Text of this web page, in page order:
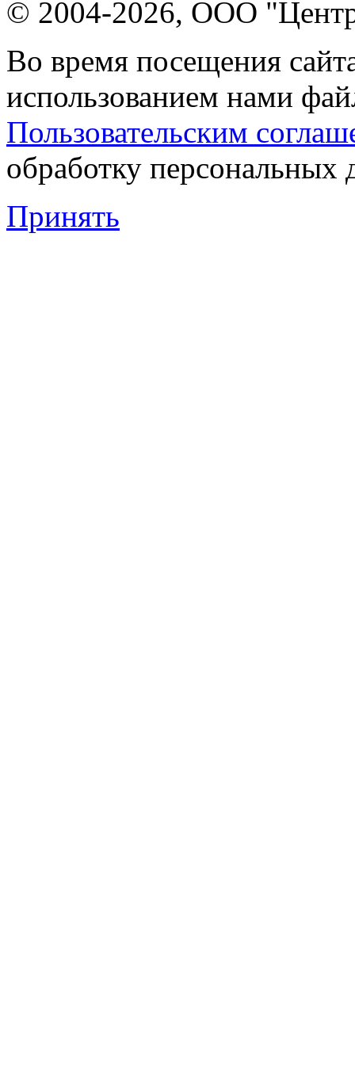
© 2004-2026, ООО "Центр
Во время посещения
использованием нами
Пользовательским
обработку персональных
Принять